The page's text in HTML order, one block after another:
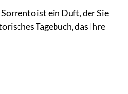
ist ein Duft, der Sie
Tagebuch, das Ihre